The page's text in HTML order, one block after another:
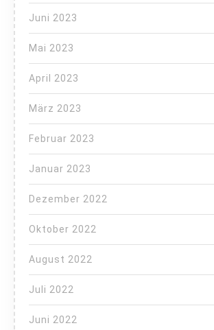
Juni 2023
Mai 2023
April 2023
März 2023
Februar 2023
Januar 2023
Dezember 2022
Oktober 2022
August 2022
Juli 2022
Juni 2022